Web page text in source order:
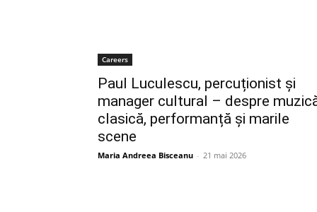
Careers
Paul Luculescu, percuționist și
manager cultural – despre
clasică, performanță și marile
scene
Maria Andreea Bisceanu - 21 mai 2026